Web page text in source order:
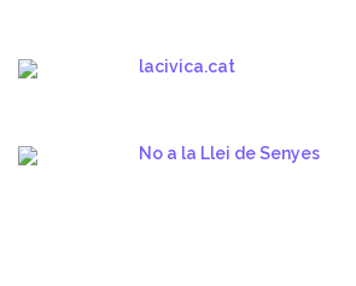
lacivica.cat
No a la Llei de Senyes